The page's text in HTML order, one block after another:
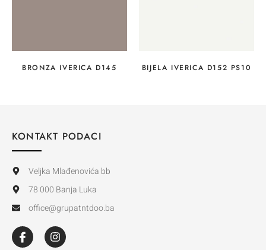
BRONZA IVERICA D145 BIJELA IVERICA D152 PS10
KONTAKT PODACI
Veljka Mlađenovića bb
78 000 Banja Luka
office@grupatntdoo.ba